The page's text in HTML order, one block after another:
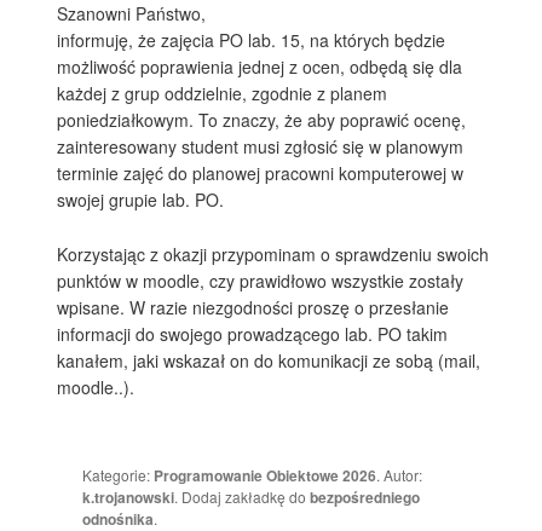
Szanowni Państwo,
informuję, że zajęcia PO lab. 15, na których będzie
możliwość poprawienia jednej z ocen, odbędą się dla
każdej z grup oddzielnie, zgodnie z planem
poniedziałkowym. To znaczy, że aby poprawić ocenę,
zainteresowany student musi zgłosić się w planowym
terminie zajęć do planowej pracowni komputerowej w
swojej grupie lab. PO.
Korzystając z okazji przypominam o sprawdzeniu swoich
punktów w moodle, czy prawidłowo wszystkie zostały
wpisane. W razie niezgodności proszę o przesłanie
informacji do swojego prowadzącego lab. PO takim
kanałem, jaki wskazał on do komunikacji ze sobą (mail,
moodle..).
Kategorie: Programowanie Obiektowe 2026. Autor:
k.trojanowski. Dodaj zakładkę do bezpośredniego
odnośnika.